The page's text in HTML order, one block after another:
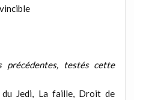
précédentes, testés cette
Jedi, La faille, Droit de